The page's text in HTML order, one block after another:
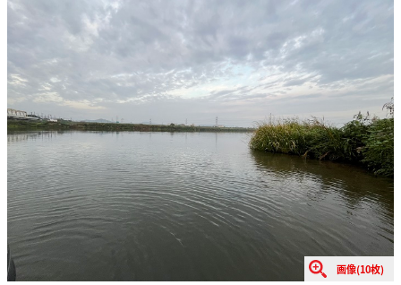
画像(10枚)